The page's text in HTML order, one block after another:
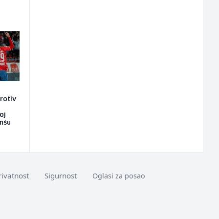
Sigurnost Oglasi za posao